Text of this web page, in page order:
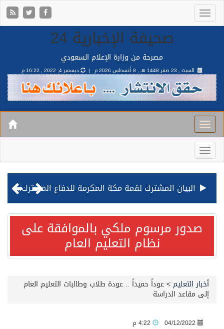
صحيفة الإخبارية 24
مصرحة من وزارة الإعلام السعودي
السبت , 23 صفر 1448 هـ , 8 أغسطس 2026 م | ديسمبر 4, 2022 , 16:22 م
البيان المشترك لقمة مكة المكرمة للدفاع المشترك بين المملكة وتركيا وباكستان
قيادة القوات المشتركة للتحالف: نفذنا عملية رد عسكري متناسبة لأهداف عسكرية مشروعة تابعة للمليشيا الحوثية الإرهابية في محافظة الحديدة
صدور مرسوم ملكي بالموافقة على
نظام التعليم العام
أخبار التعليم >عوداً حميداً .. عودة طلاب وطالبات التعليم العام
إلى مقاعد الدراسة
04/12/2022